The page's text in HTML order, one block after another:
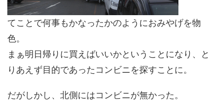
てことで何事もかなったかのようにおみやげを物
色。
まぁ明日帰りに買えばいいかということになり、と
りあえず目的であったコンビニを探すことに。
だがしかし、北側にはコンビニが無かった。